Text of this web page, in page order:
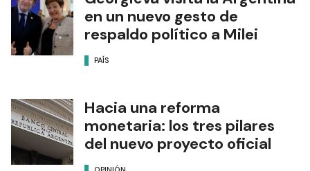
en un nuevo gesto de
respaldo político a Milei
PAÍS
Hacia una reforma
monetaria: los tres pilares
del nuevo proyecto oficial